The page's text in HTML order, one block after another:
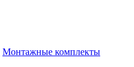
Монтажные комплекты